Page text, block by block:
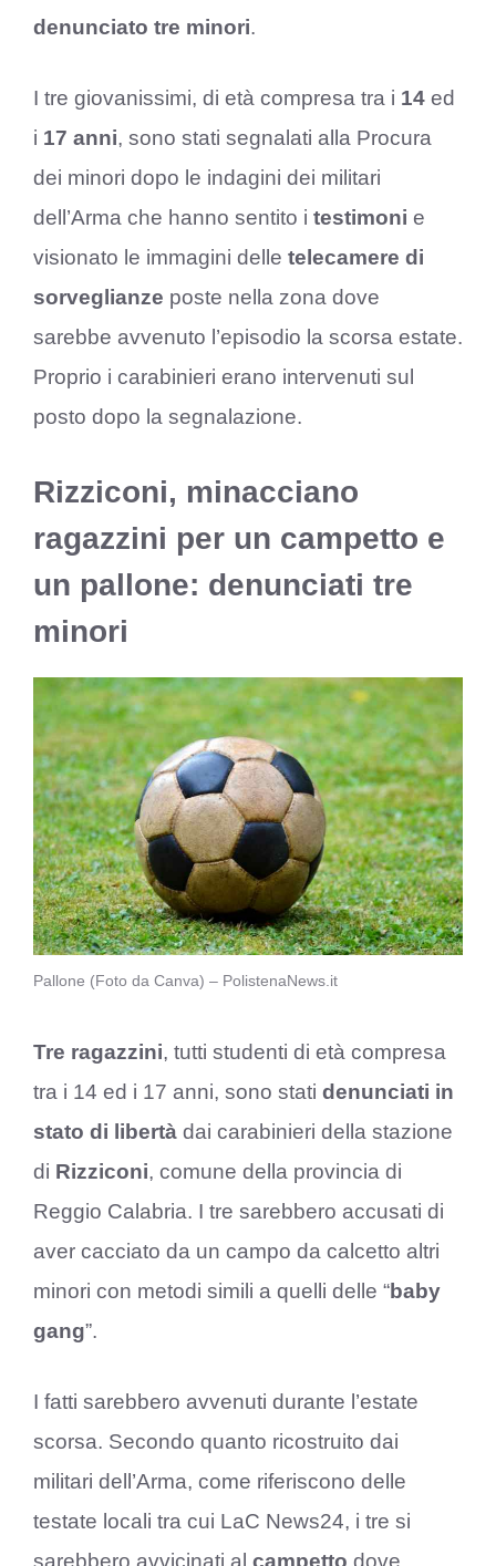
denunciato tre minori.
I tre giovanissimi, di età compresa tra i 14 ed
i 17 anni, sono stati segnalati alla Procura
dei minori dopo le indagini dei militari
dell’Arma che hanno sentito i testimoni e
visionato le immagini delle telecamere di
sorveglianze poste nella zona dove
sarebbe avvenuto l’episodio la scorsa estate.
Proprio i carabinieri erano intervenuti sul
posto dopo la segnalazione.
Rizziconi, minacciano
ragazzini per un campetto e
un pallone: denunciati tre
minori
Pallone (Foto da Canva) – PolistenaNews.it
Tre ragazzini, tutti studenti di età compresa
tra i 14 ed i 17 anni, sono stati denunciati in
stato di libertà dai carabinieri della stazione
di Rizziconi, comune della provincia di
Reggio Calabria. I tre sarebbero accusati di
aver cacciato da un campo da calcetto altri
minori con metodi simili a quelli delle “baby
gang”.
I fatti sarebbero avvenuti durante l’estate
scorsa. Secondo quanto ricostruito dai
militari dell’Arma, come riferiscono delle
testate locali tra cui LaC News24, i tre si